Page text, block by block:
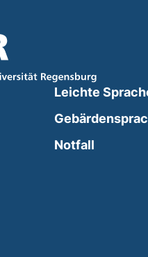
in a new window)
Leichte
Notfall